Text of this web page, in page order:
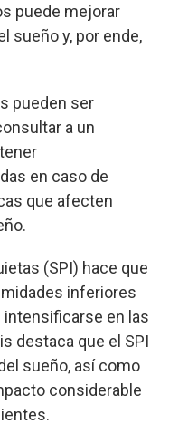
puede mejorar
sueño y, por ende,
pueden ser
a un
en caso de
que afecten
(SPI) hace que
inferiores
en las
destaca que el SPI
sueño, así como
considerable